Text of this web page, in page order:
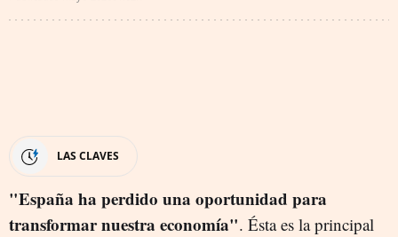
LAS CLAVES
"España ha perdido una oportunidad para
transformar nuestra economía". Ésta es la principal